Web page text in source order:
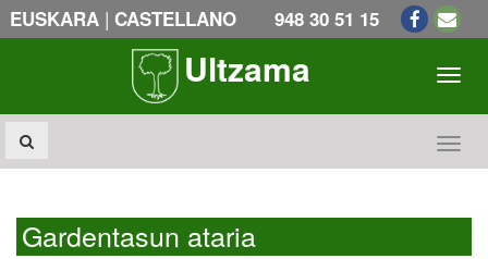
EUSKARA | CASTELLANO 948 30 51 15
Ultzama
Gardentasun ataria